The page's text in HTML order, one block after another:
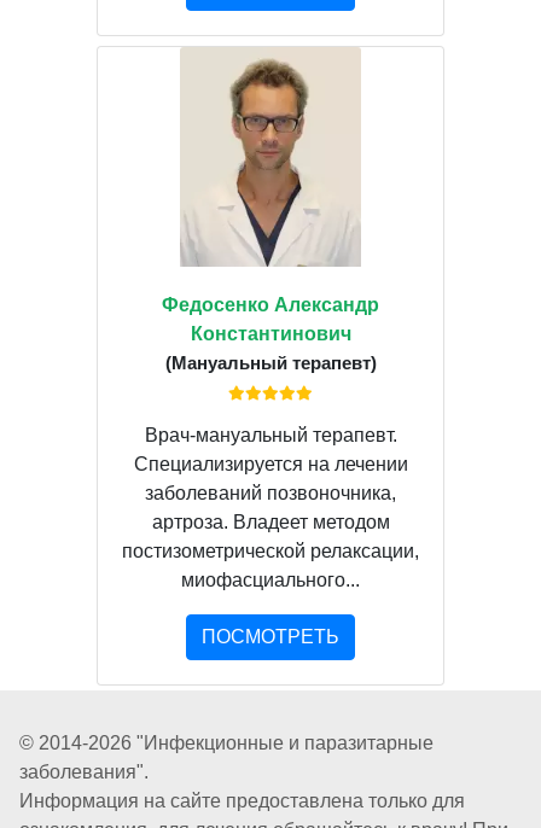
Федосенко Александр
Константинович
(Мануальный терапевт)
Врач-мануальный терапевт.
Специализируется на лечении
заболеваний позвоночника,
артроза. Владеет методом
постизометрической релаксации,
миофасциального...
ПОСМОТРЕТЬ
© 2014-2026 "Инфекционные и паразитарные
заболевания".
Информация на сайте предоставлена только для